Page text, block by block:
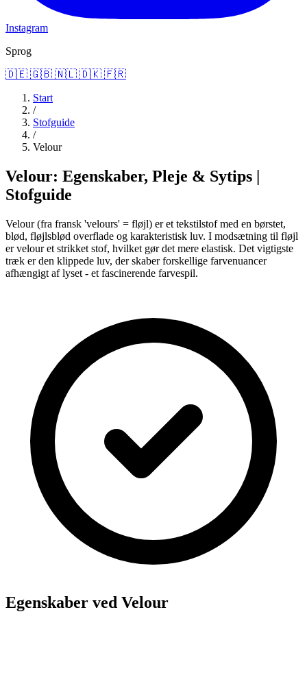
Instagram
Sprog
🇩🇪 🇬🇧 🇳🇱 🇩🇰 🇫🇷
Start
/
Stofguide
/
Velour
Velour: Egenskaber, Pleje & Sytips |
Stofguide
Velour (fra fransk 'velours' = fløjl) er et tekstilstof med en børstet,
blød, fløjlsblød overflade og karakteristisk luv. I modsætning til fløjl
er velour et strikket stof, hvilket gør det mere elastisk. Det vigtigste
træk er den klippede luv, der skaber forskellige farvenuancer
afhængigt af lyset - et fascinerende farvespil.
Egenskaber ved Velour